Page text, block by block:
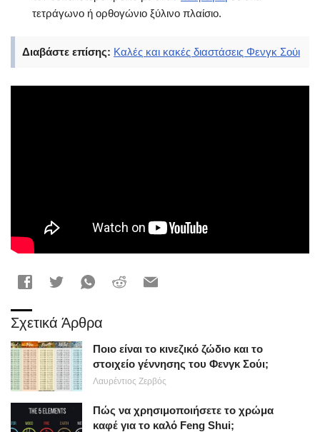
τετράγωνο ή ορθογώνιο ξύλινο πλαίσιο.
Διαβάστε επίσης: Καλές και κακές διαστάσεις Φενγκ Σούι
Σχετικά Άρθρα
Ποιο είναι το κινεζικό ζώδιο και το
στοιχείο γέννησης του Φενγκ Σούι;
Λαυρέντιος Ζερβός
Πώς να χρησιμοποιήσετε το χρώμα
καφέ για το καλό Feng Shui;